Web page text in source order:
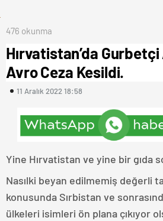
476 okunma
Hırvatistan’da
Avro Ceza Kesildi.
11 Aralık 2022 18:58
Yine Hırvatistan ve yine bir gıda
Nasılki beyan edilmemiş değerli
konusunda Sırbistan ve
ülkeleri isimleri ön plana çıkıyor